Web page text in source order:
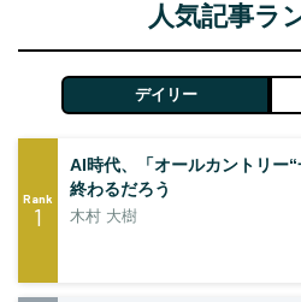
人気記事ラ
デイリー
Rank
1
AI時代、「オールカントリー
終わるだろう
木村 大樹